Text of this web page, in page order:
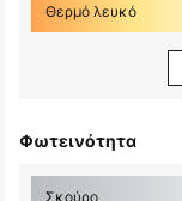
Θερμό λευκό
Φωτεινότητα